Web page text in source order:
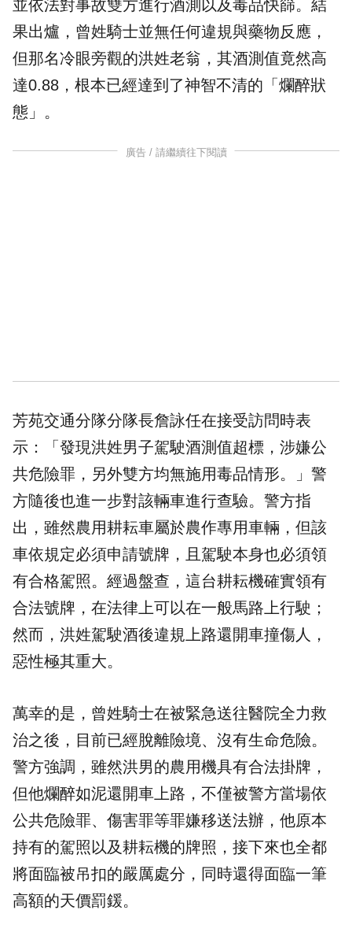
並依法對事故雙方進行酒測以及毒品快篩。結
果出爐，曾姓騎士並無任何違規與藥物反應，
但那名冷眼旁觀的洪姓老翁，其酒測值竟然高
達0.88，根本已經達到了神智不清的「爛醉狀
態」。
廣告 / 請繼續往下閱讀
芳苑交通分隊分隊長詹詠任在接受訪問時表
示：「發現洪姓男子駕駛酒測值超標，涉嫌公
共危險罪，另外雙方均無施用毒品情形。」警
方隨後也進一步對該輛車進行查驗。警方指
出，雖然農用耕耘車屬於農作專用車輛，但該
車依規定必須申請號牌，且駕駛本身也必須領
有合格駕照。經過盤查，這台耕耘機確實領有
合法號牌，在法律上可以在一般馬路上行駛；
然而，洪姓駕駛酒後違規上路還開車撞傷人，
惡性極其重大。
萬幸的是，曾姓騎士在被緊急送往醫院全力救
治之後，目前已經脫離險境、沒有生命危險。
警方強調，雖然洪男的農用機具有合法掛牌，
但他爛醉如泥還開車上路，不僅被警方當場依
公共危險罪、傷害罪等罪嫌移送法辦，他原本
持有的駕照以及耕耘機的牌照 ，接下來也全都
將面臨被吊扣的嚴厲處分，同時還得面臨一筆
高額的天價罰鍰。